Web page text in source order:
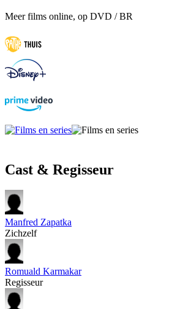
Meer films online, op DVD / BR
Cast & Regisseur
Manfred Zapatka
Zichzelf
Romuald Karmakar
Regisseur